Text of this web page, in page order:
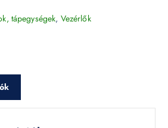
tápegységek, Vezérlők